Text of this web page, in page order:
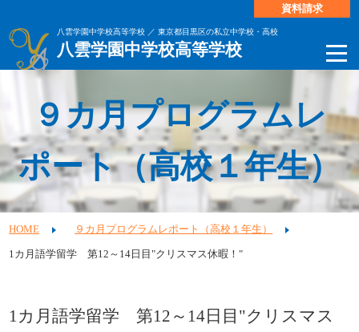
八雲学園中学校高等学校 ／ 東京都目黒区の私立中学校・高校
八雲学園中学校高等学校
資料請求
９カ月プログラムレ
ポート（高校１年生）
HOME ９カ月プログラムレポート（高校１年生）
1カ月語学留学 第12～14日目"クリスマス休暇！"
1カ月語学留学 第12～14日目"クリスマス